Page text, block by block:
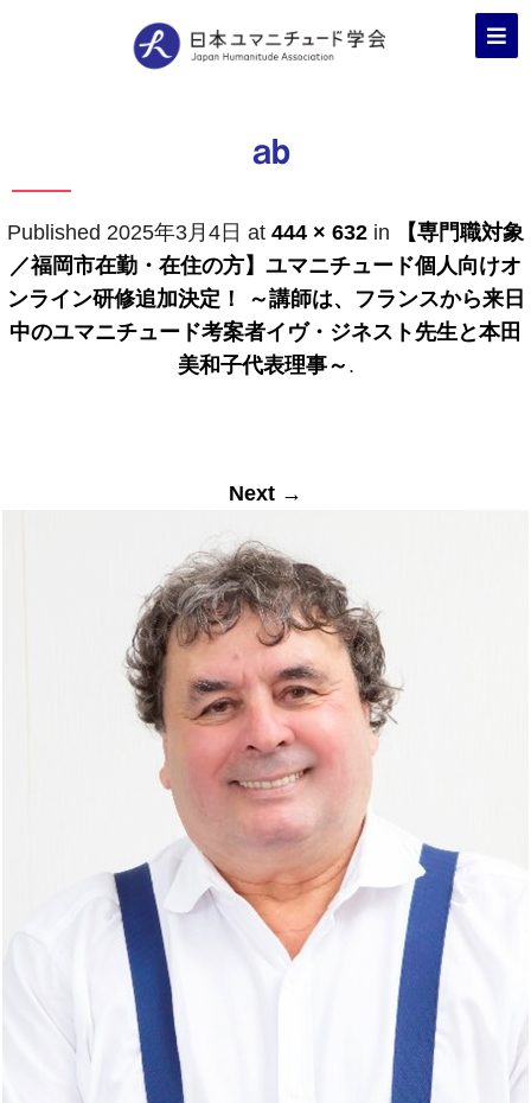
ab
Published 2025年3月4日 at 444 × 632 in
【専門職対象
／福岡市在勤・在住の方】ユマニチュード個人向けオ
ンライン研修追加決定！ ～講師は、フランスから来日
中のユマニチュード考案者イヴ・ジネスト先生と本田
美和子代表理事～ .
Next →